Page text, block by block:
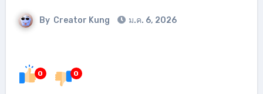
By Creator Kung ม.ค. 6, 2026
0 0